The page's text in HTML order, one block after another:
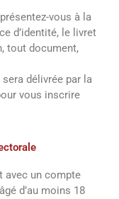
vous à la
d’identité, le livret
tout document,
délivrée par la
vous inscrire
avec un compte
d’au moins 18